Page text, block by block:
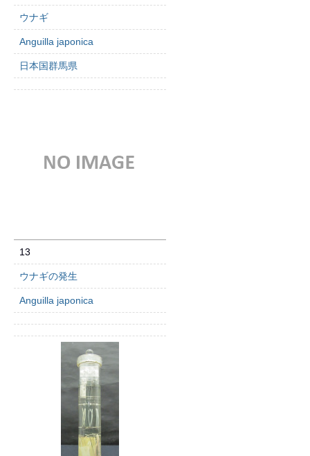
ウナギ
Anguilla japonica
日本国群馬県
13
ウナギの発生
Anguilla japonica